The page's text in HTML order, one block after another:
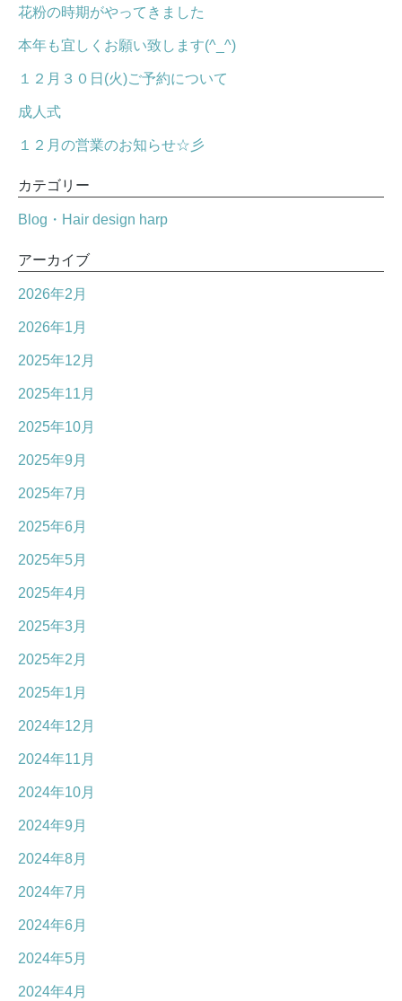
花粉の時期がやってきました
本年も宜しくお願い致します(^_^)
１２月３０日(火)ご予約について
成人式
１２月の営業のお知らせ☆彡
カテゴリー
Blog・Hair design harp
アーカイブ
2026年2月
2026年1月
2025年12月
2025年11月
2025年10月
2025年9月
2025年7月
2025年6月
2025年5月
2025年4月
2025年3月
2025年2月
2025年1月
2024年12月
2024年11月
2024年10月
2024年9月
2024年8月
2024年7月
2024年6月
2024年5月
2024年4月